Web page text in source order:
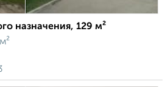
назначения, 129 м²